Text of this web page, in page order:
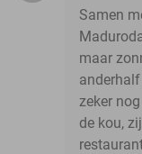
Samen
maar
zeker
de kou,